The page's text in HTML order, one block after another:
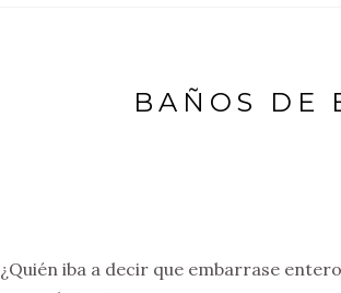
BAÑOS DE
¿Quién iba a decir que embarrase